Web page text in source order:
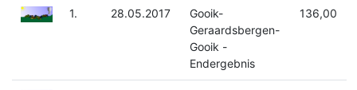
1. 28.05.2017
Gooik-
Geraardsbergen-
Gooik -
Endergebnis
136,00